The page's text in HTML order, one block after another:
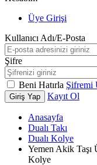
Üye Girişi
Kullanıcı Adı/E-Posta
Şifre
Beni Hatırla Şifremi
Giriş Yap Kayıt Ol
Anasayfa
Dualı Takı
Dualı Kolye
Yemen Akik Taşı
Kolye